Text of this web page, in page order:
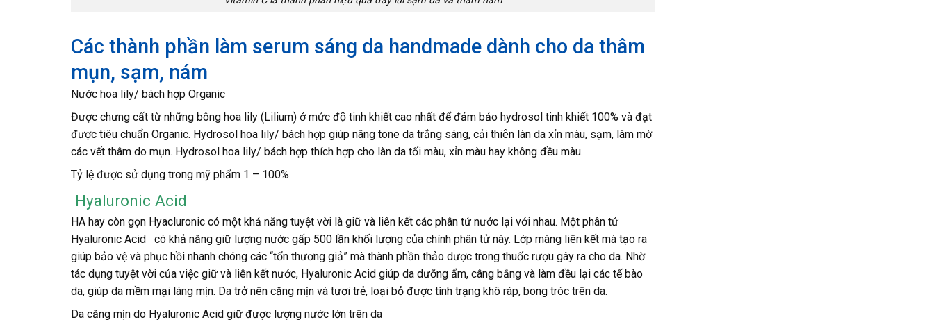
Các thành phần làm serum sáng da handmade dành cho da thâm
mụn, sạm, nám
Nước hoa lily/ bách hợp Organic
Được chưng cất từ những bông hoa lily (Lilium) ở mức độ tinh khiết cao nhất để đảm bảo hydrosol tinh khiết 100% và đạt
được tiêu chuẩn Organic. Hydrosol hoa lily/ bách hợp giúp nâng tone da trắng sáng, cải thiện làn da xỉn màu, sạm, làm mờ
các vết thâm do mụn. Hydrosol hoa lily/ bách hợp thích hợp cho làn da tối màu, xỉn màu hay không đều màu.
Tỷ lệ được sử dụng trong mỹ phẩm 1 – 100%.
Hyaluronic Acid
HA hay còn gọn Hyacluronic có một khả năng tuyệt vời là giữ và liên kết các phân tử nước lại với nhau. Một phân tử
Hyaluronic Acid có khả năng giữ lượng nước gấp 500 lần khối lượng của chính phân tử này. Lớp màng liên kết mà tạo ra
giúp bảo vệ và phục hồi nhanh chóng các “tổn thương giả” mà thành phần thảo dược trong thuốc rượu gây ra cho da. Nhờ
tác dụng tuyệt vời của việc giữ và liên kết nước, Hyaluronic Acid giúp da dưỡng ẩm, câng bằng và làm đều lại các tế bào
da, giúp da mềm mại láng mịn. Da trở nên căng mịn và tươi trẻ, loại bỏ được tình trạng khô ráp, bong tróc trên da.
Da căng mịn do Hyaluronic Acid giữ được lượng nước lớn trên da